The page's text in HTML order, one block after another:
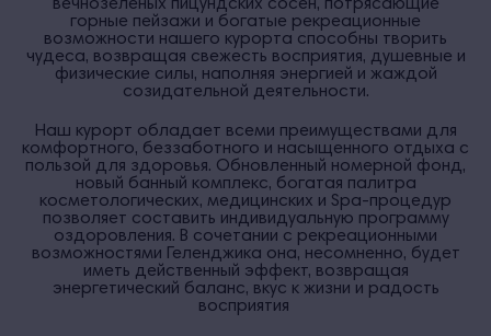
вечнозеленых пицундских сосен, потрясающие
горные пейзажи и богатые рекреационные
возможности нашего курорта способны творить
чудеса, возвращая свежесть восприятия, душевные и
физические силы, наполняя энергией и жаждой
созидательной деятельности.
Наш курорт обладает всеми преимуществами для
комфортного, беззаботного и насыщенного отдыха с
пользой для здоровья. Обновленный номерной фонд,
новый банный комплекс, богатая палитра
косметологических, медицинских и Spa-процедур
позволяет составить индивидуальную программу
оздоровления. В сочетании с рекреационными
возможностями Геленджика она, несомненно, будет
иметь действенный эффект, возвращая
энергетический баланс, вкус к жизни и радость
восприятия